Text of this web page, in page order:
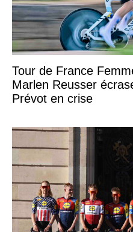
Tour de France
Marlen Reusser
Prévot en crise